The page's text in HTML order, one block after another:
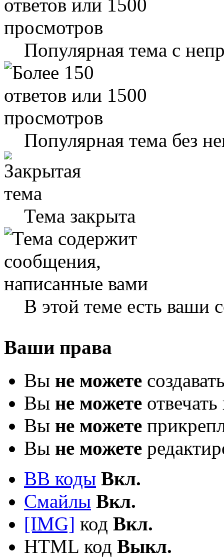
Популярная тема с
Популярная тема без
Тема закрыта
В этой теме есть ваши
Ваши права
Вы не можете
Вы не можете
Вы не можете
Вы не можете
BB коды Вкл.
Смайлы Вкл.
[IMG] код Вкл.
HTML код Выкл.